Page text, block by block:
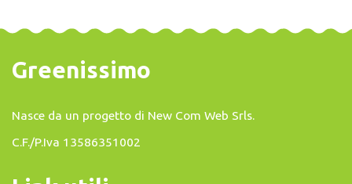
Greenissimo
Nasce da un progetto di New Com Web Srls.
C.F./P.Iva 13586351002